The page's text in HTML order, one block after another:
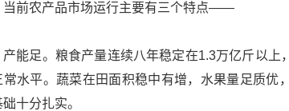
当前农产品市场运行主要有三个特点——
产能足。粮食产量连续八年稳定在1.3万亿斤以上
常水平。蔬菜在田面积稳中有增，水果量足质优
十分扎实。